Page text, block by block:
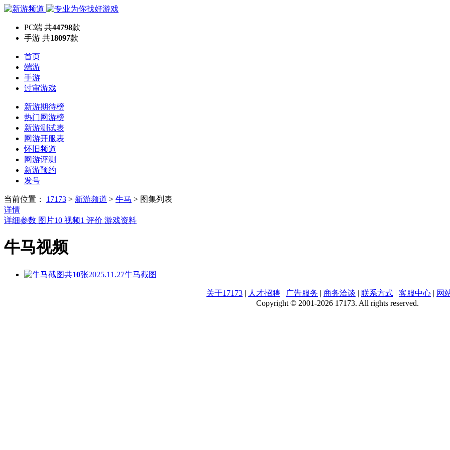
PC端 共44798款
手游 共18097款
首页
端游
手游
过审游戏
新游期待榜
热门网游榜
新游测试表
网游开服表
怀旧频道
网游评测
新游预约
发号
当前位置： 17173 > 新游频道 > 牛马 > 图集列表
详情
详细参数 图片10 视频1 评价 游戏资料
牛马视频
共10张2025.11.27牛马截图
关于17173 | 人才招聘 | 广告服务 | 商务洽谈 | 联系方式 | 客服中心 | 网
Copyright © 2001-2026 17173. All rights reserved.